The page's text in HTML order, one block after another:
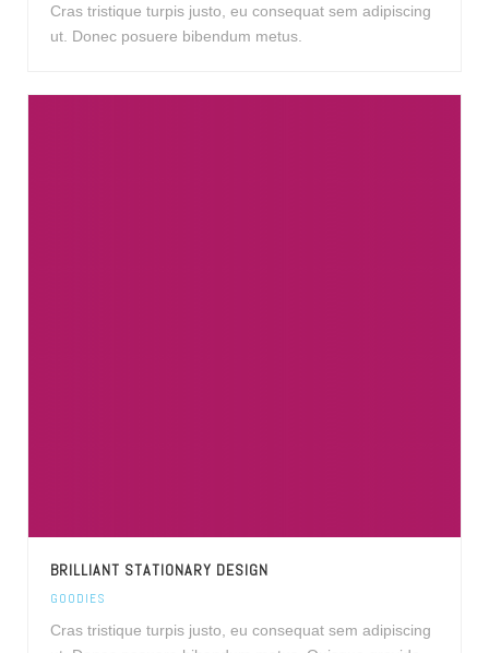
Cras tristique turpis justo, eu consequat sem adipiscing
ut. Donec posuere bibendum metus.
BRILLIANT STATIONARY DESIGN
GOODIES
Cras tristique turpis justo, eu consequat sem adipiscing